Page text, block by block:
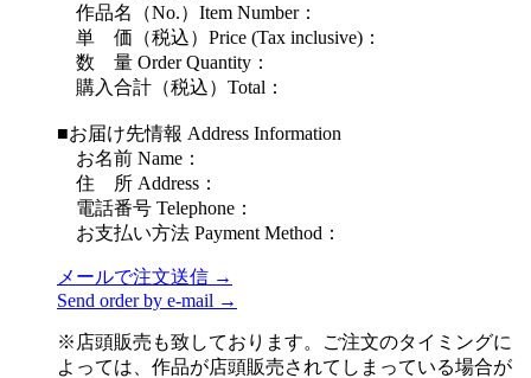
作品名（No.）Item Number：
単 価（税込）Price (Tax inclusive)：
数 量 Order Quantity：
購入合計（税込）Total：
■お届け先情報 Address Information
お名前 Name：
住 所 Address：
電話番号 Telephone：
お支払い方法 Payment Method：
メールで注文送信 →
Send order by e-mail →
※店頭販売も致しております。ご注文のタイミングに
よっては、作品が店頭販売されてしまっている場合が